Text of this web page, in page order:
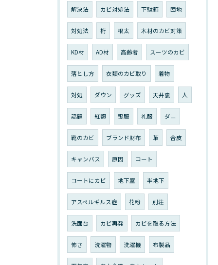
解決法 カビ対処法 下駄箱 団地
対処法 桁 根太 木材のカビ対策
KD材 AD材 高齢者 スーツのカビ
落とし方 衣類のカビ取り 着物
対処 ダウン グッズ 天井裏 人
話題 紅麴 喪服 礼服 ダニ
靴のカビ ブランド財布 革 合皮
キャンバス 原因 コート
コートにカビ 地下室 半地下
アスペルギルス症 花粉 別荘
洗面台 カビ再発 カビを取る方法
怖さ 洗濯物 洗濯機 布製品